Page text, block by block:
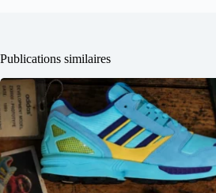
Publications similaires